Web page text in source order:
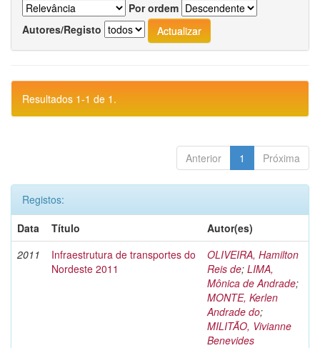
Por ordem
Autores/Registo
Resultados 1-1 de 1.
Anterior 1 Próxima
Registos:
Data
Título
Autor(es)
2011
Infraestrutura de transportes do
Nordeste 2011
OLIVEIRA, Hamilton
Reis de; LIMA,
Mônica de Andrade;
MONTE, Kerlen
Andrade do;
MILITÃO, Vivianne
Benevides